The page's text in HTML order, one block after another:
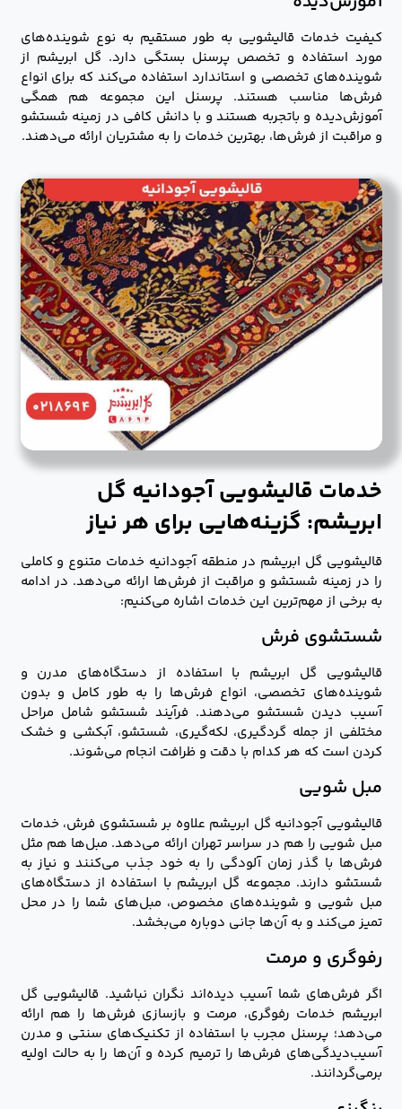
کیفیت خدمات قالیشویی به طور مستقیم به نوع شوینده‌های
مورد استفاده و تخصص پرسنل بستگی دارد. گل ابریشم از
شوینده‌های تخصصی و استاندارد استفاده می‌کند که برای انواع
فرش‌ها مناسب هستند. پرسنل این مجموعه هم همگی
آموزش‌دیده و باتجربه هستند و با دانش کافی در زمینه شستشو
و مراقبت از فرش‌ها، بهترین خدمات را به مشتریان ارائه می‌دهند.
خدمات قالیشویی آجودانیه گل
ابریشم: گزینه‌هایی برای هر نیاز
قالیشویی گل ابریشم در منطقه آجودانیه خدمات متنوع و کاملی
را در زمینه شستشو و مراقبت از فرش‌ها ارائه می‌دهد. در ادامه
به برخی از مهم‌ترین این خدمات اشاره می‌کنیم:
شستشوی فرش
قالیشویی گل ابریشم با استفاده از دستگاه‌های مدرن و
شوینده‌های تخصصی، انواع فرش‌ها را به طور کامل و بدون
آسیب دیدن شستشو می‌دهند. فرآیند شستشو شامل مراحل
مختلفی از جمله گردگیری، لکه‌گیری، شستشو، آبکشی و خشک
کردن است که هر کدام با دقت و ظرافت انجام می‌شوند.
مبل شویی
قالیشویی آجودانیه گل ابریشم علاوه بر شستشوی فرش، خدمات
مبل شویی را هم در سراسر تهران ارائه می‌دهد. مبل‌ها هم مثل
فرش‌ها با گذر زمان آلودگی را به خود جذب می‌کنند و نیاز به
شستشو دارند. مجموعه گل ابریشم با استفاده از دستگاه‌های
مبل شویی و شوینده‌های مخصوص، مبل‌های شما را در محل
تمیز می‌کند و به آن‌ها جانی دوباره می‌بخشد.
رفوگری و مرمت
اگر فرش‌های شما آسیب دیده‌اند نگران نباشید. قالیشویی گل
ابریشم خدمات رفوگری، مرمت و بازسازی فرش‌ها را هم ارائه
می‌دهد؛ پرسنل مجرب با استفاده از تکنیک‌های سنتی و مدرن
آسیب‌دیدگی‌های فرش‌ها را ترمیم کرده و آن‌ها را به حالت اولیه
برمی‌گردانند.